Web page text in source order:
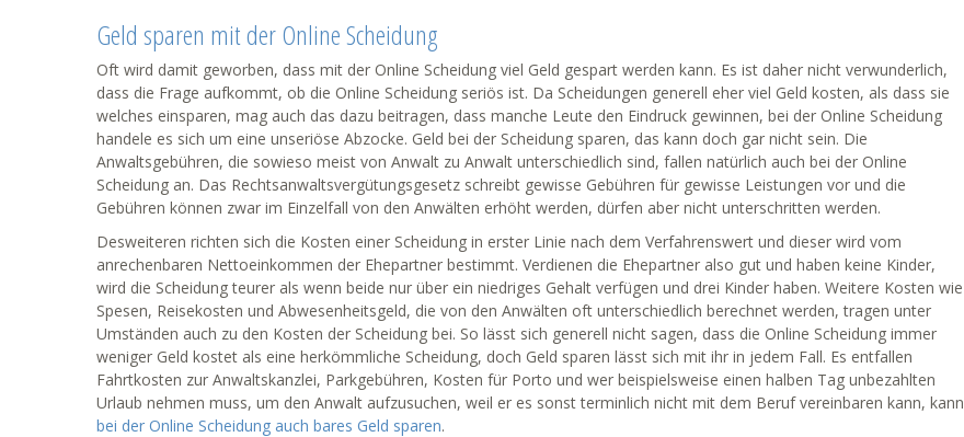
Geld sparen mit der Online Scheidung
Oft wird damit geworben, dass mit der Online Scheidung viel Geld gespart werden kann. Es ist daher nicht verwunderlich,
dass die Frage aufkommt, ob die Online Scheidung seriös ist. Da Scheidungen generell eher viel Geld kosten, als dass sie
welches einsparen, mag auch das dazu beitragen, dass manche Leute den Eindruck gewinnen, bei der Online Scheidung
handele es sich um eine unseriöse Abzocke. Geld bei der Scheidung sparen, das kann doch gar nicht sein. Die
Anwaltsgebühren, die sowieso meist von Anwalt zu Anwalt unterschiedlich sind, fallen natürlich auch bei der Online
Scheidung an. Das Rechtsanwaltsvergütungsgesetz schreibt gewisse Gebühren für gewisse Leistungen vor und die
Gebühren können zwar im Einzelfall von den Anwälten erhöht werden, dürfen aber nicht unterschritten werden.
Desweiteren richten sich die Kosten einer Scheidung in erster Linie nach dem Verfahrenswert und dieser wird vom
anrechenbaren Nettoeinkommen der Ehepartner bestimmt. Verdienen die Ehepartner also gut und haben keine Kinder,
wird die Scheidung teurer als wenn beide nur über ein niedriges Gehalt verfügen und drei Kinder haben. Weitere Kosten wie
Spesen, Reisekosten und Abwesenheitsgeld, die von den Anwälten oft unterschiedlich berechnet werden, tragen unter
Umständen auch zu den Kosten der Scheidung bei. So lässt sich generell nicht sagen, dass die Online Scheidung immer
weniger Geld kostet als eine herkömmliche Scheidung, doch Geld sparen lässt sich mit ihr in jedem Fall. Es entfallen
Fahrtkosten zur Anwaltskanzlei, Parkgebühren, Kosten für Porto und wer beispielsweise einen halben Tag unbezahlten
Urlaub nehmen muss, um den Anwalt aufzusuchen, weil er es sonst terminlich nicht mit dem Beruf vereinbaren kann, kann
bei der Online Scheidung auch bares Geld sparen.